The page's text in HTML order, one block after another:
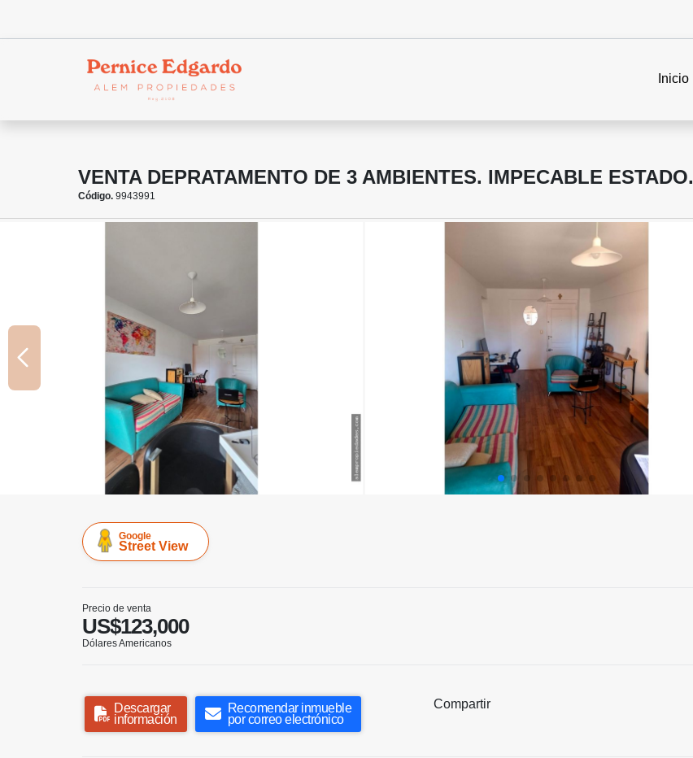
Inicio
VENTA DEPRATAMENTO DE 3 AMBIENTES. IMPECABLE ESTADO.
Código. 9943991
Google
Street View
Precio de venta
US$123,000
Dólares Americanos
Descargar
información
Recomendar inmueble
por correo electrónico
Compartir